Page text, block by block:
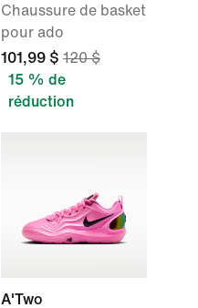
Chaussure de basket
pour ado
101,99 $ 120 $
15 % de
réduction
A'Two